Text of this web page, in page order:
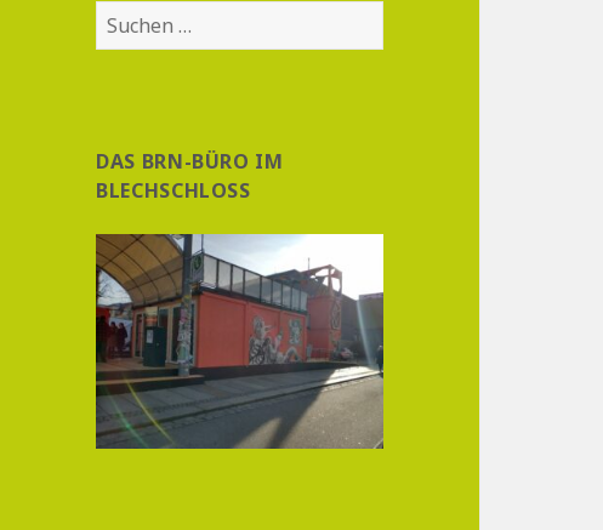
Suchen
nach:
DAS BRN-BÜRO IM
BLECHSCHLOSS